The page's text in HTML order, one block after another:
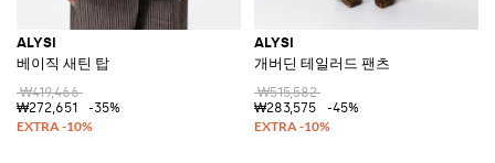
ALYSI
베이직 새틴 탑
₩419,466
₩272,651
-35%
ALYSI
개버딘 테일러드 팬츠
₩515,582
₩283,575
-45%